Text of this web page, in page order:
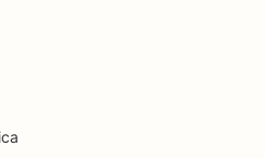
de divisas